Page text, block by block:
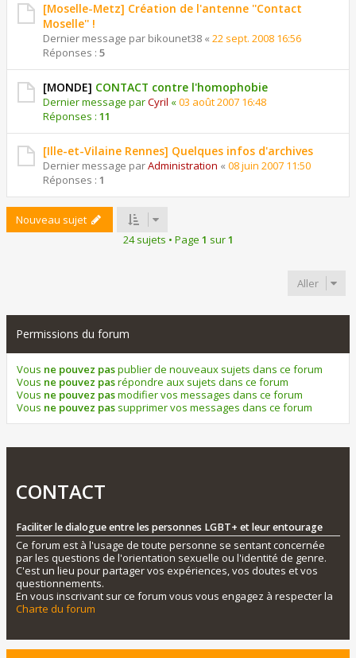
[Moselle-Metz] Création de l'antenne ''Contact
Moselle'' !
Dernier message par bikounet38 « 22 sept. 2008 16:56
Réponses : 5
[MONDE] CONTACT contre l'homophobie
Dernier message parCyril «03 août 2007 16:48
Réponses : 11
[Ille-et-Vilaine Rennes] Quelques infos d'archives
Dernier message parAdministration « 08 juin 2007 11:50
Réponses : 1
Nouveau sujet
24 sujets • Page 1 sur1
Aller
Permissions du forum
Vous ne pouvez paspublier de nouveaux sujets dans ce forum
Vous ne pouvez pasrépondre aux sujets dans ce forum
Vous ne pouvez pasmodifier vos messages dans ce forum
Vous ne pouvez pas supprimer vos messages dans ce forum
CONTACT
Faciliter le dialogue entre les personnes LGBT+ et leur entourage
Ce forum est à l'usage de toute personne se sentant concernée
par les questions de l'orientation sexuelle ou l'identité de genre.
C'est un lieu pour partager vos expériences, vos doutes et vos
questionnements.
En vous inscrivant sur ce forum vous vous engagez à respecter la
Charte du forum